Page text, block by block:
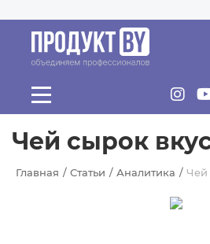
Чей сырок
Главная Статьи Аналитика Чей